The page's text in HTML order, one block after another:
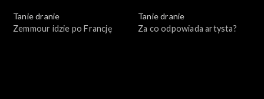
Tanie dranie
Zemmour idzie po Francję
Tanie dranie
Za co odpowiada artysta?